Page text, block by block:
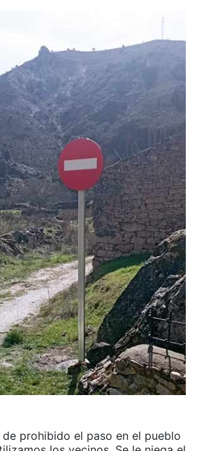
de prohibido el paso en el pueblo